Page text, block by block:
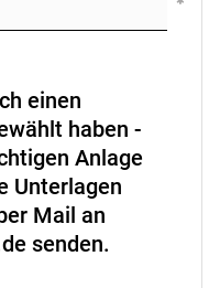
einen
haben -
Anlage
Unterlagen
Mail an
senden.